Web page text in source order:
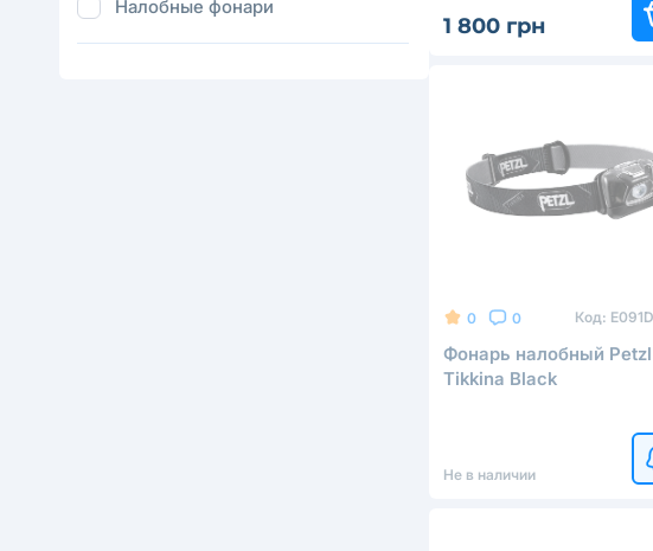
Налобные фонари
1 800 грн
0 0 Код:
Фонарь налобный Petzl
Tikkina Black
Не в наличии